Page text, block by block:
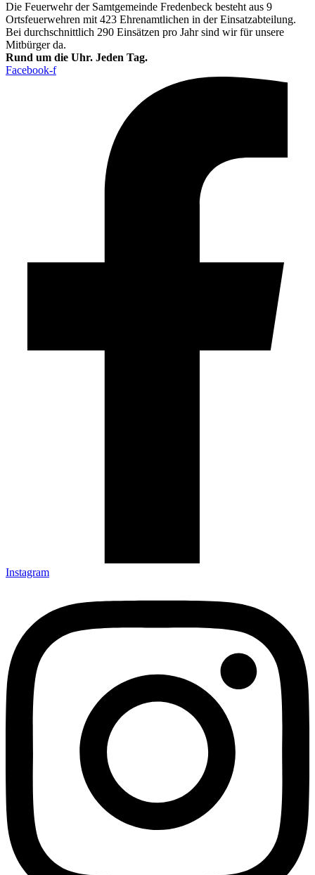
Die Feuerwehr der Samtgemeinde Fredenbeck besteht aus 9
Ortsfeuerwehren mit 423 Ehrenamtlichen in der Einsatzabteilung.
Bei durchschnittlich 290 Einsätzen pro Jahr sind wir für unsere
Mitbürger da.
Rund um die Uhr. Jeden Tag.
Facebook-f
Instagram